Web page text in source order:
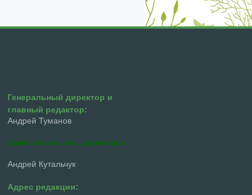
Генеральный директор и
главный редактор:
Андрей Туманов
Заместитель ген. директора
Андрей Кутальчук
Адрес редакции: